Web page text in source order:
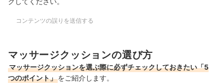
コンテンツの誤りを送信する
マッサージクッションの選び方
マッサージクッションを選ぶ際に必ずチェックしておきたい「5
つのポイント」をご紹介します。